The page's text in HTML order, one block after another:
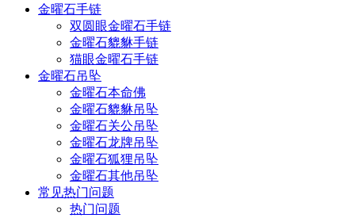
金曜石手链
双圆眼金曜石手链
金曜石貔貅手链
猫眼金曜石手链
金曜石吊坠
金曜石本命佛
金曜石貔貅吊坠
金曜石关公吊坠
金曜石龙牌吊坠
金曜石狐狸吊坠
金曜石其他吊坠
常见热门问题
热门问题